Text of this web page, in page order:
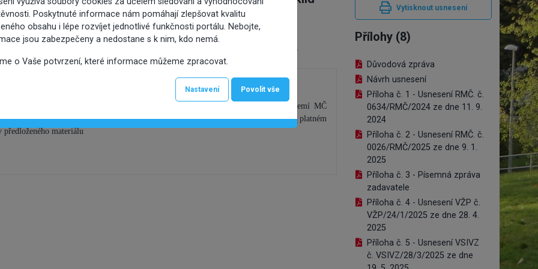
ploch na území MČ Praha 10“
Maršálek Milan, Ing.
řízení veřejné zakázky „Doplňkový úklid chodníků a°veřejných ploch na°území MČ
řízení dle § 56 a § 212 zákona č. 134/2016 Sb., o zadávání veřejných zakázek, v platném
materiálu
Vytisknout usnesení
Přílohy (8)
Důvodová zpráva
Návrh usnesení
Příloha č. 1 - Usnesení RMČ. č.
0634/RMČ/2024 ze dne 11. 9.
2024
Příloha č. 2 - Usnesení RMČ. č.
0026/RMČ/2025 ze dne 9. 1.
2025
Příloha č. 3 - Písemná zpráva
zadavatele
Příloha č. 4 - Usnesení VŽP č.
VŽP/24/1/2025 ze dne 28. 4.
2025
Příloha č. 5 - Usnesení VSIVZ
č. VSIVZ/28/3/2025 ze dne
Poskytnuté informace nám pomáhají zlepšovat kvalitu
obsahu i lépe rozvíjet jednotlivé funkčnosti portálu. Nebojte,
jsou zabezpečeny a nedostane s k nim, kdo nemá.
o Vaše potvrzení, které informace můžeme zpracovat.
Nastavení Povolit vše